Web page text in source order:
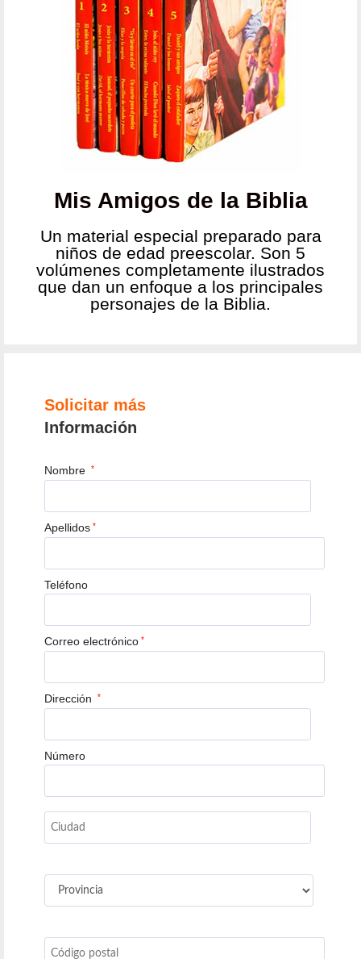
Mis Amigos de la Biblia
Un material especial preparado para
niños de edad preescolar. Son 5
volúmenes completamente ilustrados
que dan un enfoque a los principales
personajes de la Biblia.
Solicitar más
Información
Nombre *
Apellidos *
Teléfono
Correo electrónico *
Dirección *
Número